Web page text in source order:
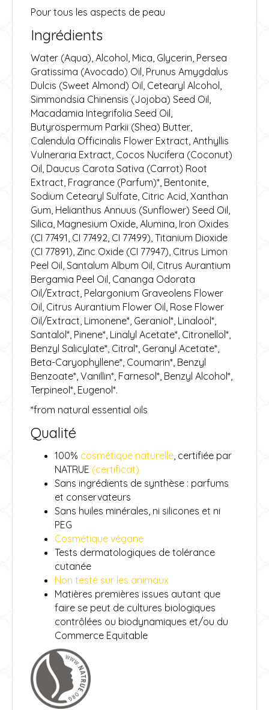
Pour tous les aspects de peau
Ingrédients
Water (Aqua), Alcohol, Mica, Glycerin, Persea
Gratissima (Avocado) Oil, Prunus Amygdalus
Dulcis (Sweet Almond) Oil, Cetearyl Alcohol,
Simmondsia Chinensis (Jojoba) Seed Oil,
Macadamia Integrifolia Seed Oil,
Butyrospermum Parkii (Shea) Butter,
Calendula Officinalis Flower Extract, Anthyllis
Vulneraria Extract, Cocos Nucifera (Coconut)
Oil, Daucus Carota Sativa (Carrot) Root
Extract, Fragrance (Parfum)*, Bentonite,
Sodium Cetearyl Sulfate, Citric Acid, Xanthan
Gum, Helianthus Annuus (Sunflower) Seed Oil,
Silica, Magnesium Oxide, Alumina, Iron Oxides
(CI 77491, CI 77492, CI 77499), Titanium Dioxide
(CI 77891), Zinc Oxide (CI 77947), Citrus Limon
Peel Oil, Santalum Album Oil, Citrus Aurantium
Bergamia Peel Oil, Cananga Odorata
Oil/Extract, Pelargonium Graveolens Flower
Oil, Citrus Aurantium Flower Oil, Rose Flower
Oil/Extract, Limonene*, Geraniol*, Linalool*,
Santalol*, Pinene*, Linalyl Acetate*, Citronellol*,
Benzyl Salicylate*, Citral*, Geranyl Acetate*,
Beta-Caryophyllene*, Coumarin*, Benzyl
Benzoate*, Vanillin*, Farnesol*, Benzyl Alcohol*,
Terpineol*, Eugenol*.
*from natural essential oils
Qualité
100% cosmétique naturelle , certifiée par
NATRUE (certificat)
Sans ingrédients de synthèse : parfums
et conservateurs
Sans huiles minérales, ni silicones et ni
PEG
Cosmétique végane
Tests dermatologiques de tolérance
cutanée
Non testé sur les animaux
Matières premières issues autant que
faire se peut de cultures biologiques
contrôlées ou biodynamiques et/ou du
Commerce Equitable